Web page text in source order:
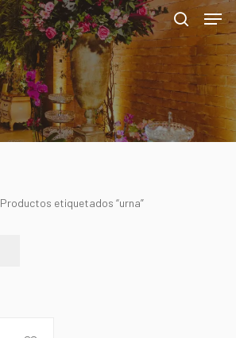
search
Menu
Productos etiquetados “urna”
Close
Filters
Menu